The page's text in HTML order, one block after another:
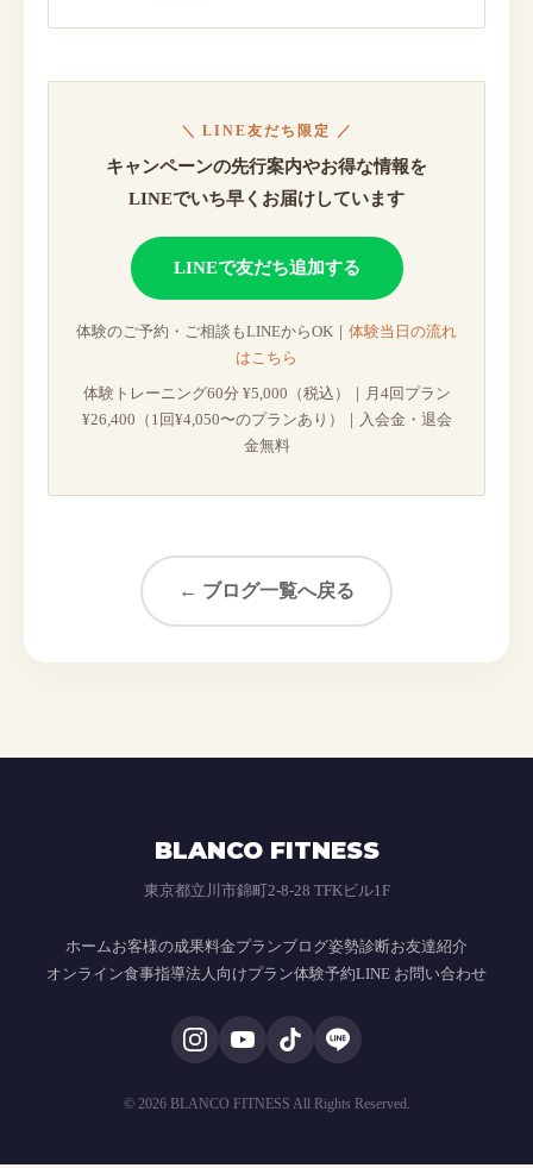
＼ LINE友だち限定 ／
キャンペーンの先行案内やお得な情報を
LINEでいち早くお届けしています
LINEで友だち追加する
体験のご予約・ご相談もLINEからOK｜ 体験当日の流れ
はこちら
体験トレーニング60分 ¥5,000（税込）｜月4回プラン
¥26,400（1回¥4,050〜のプランあり）｜入会金・退会
金無料
← ブログ一覧へ戻る
BLANCO FITNESS
東京都立川市錦町2-8-28 TFKビル1F
ホームお客様の成果料金プランブログ姿勢診断お友達紹介
オンライン食事指導法人向けプラン体験予約LINE お問い合わせ
© 2026 BLANCO FITNESS All Rights Reserved.